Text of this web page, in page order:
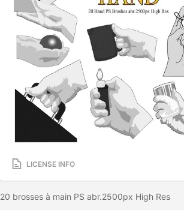
LICENSE INFO
20 brosses à main PS abr.2500px High Res